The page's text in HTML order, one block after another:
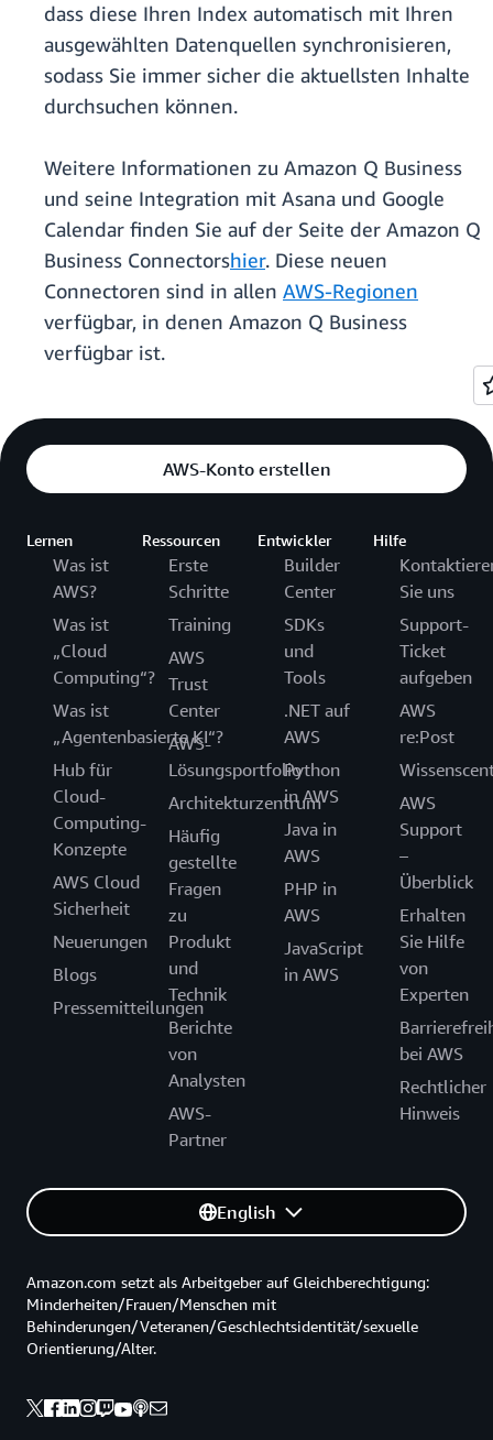
dass diese Ihren Index automatisch mit Ihren
ausgewählten Datenquellen synchronisieren,
sodass Sie immer sicher die aktuellsten Inhalte
durchsuchen können.
Weitere Informationen zu Amazon Q Business
und seine Integration mit Asana und Google
Calendar finden Sie auf der Seite der Amazon Q
Business Connectorshier. Diese neuen
Connectoren sind in allen AWS-Regionen
verfügbar, in denen Amazon Q Business
verfügbar ist.
AWS-Konto erstellen
Lernen
Was ist
AWS?
Was ist
„Cloud
Computing“?
Was ist
„Agentenbasierte KI“?
Hub für
Cloud-
Computing-
Konzepte
AWS Cloud
Sicherheit
Neuerungen
Blogs
Pressemitteilungen
Ressourcen
Erste
Schritte
Training
AWS
Trust
Center
AWS-
Lösungsportfolio
Architekturzentrum
Häufig
gestellte
Fragen
zu
Produkt
und
Technik
Berichte
von
Analysten
AWS-
Partner
Entwickler
Builder
Center
SDKs
und
Tools
.NET auf
AWS
Python
in AWS
Java in
AWS
PHP in
AWS
JavaScript
in AWS
Hilfe
Sie uns
Support-
Ticket
aufgeben
AWS
re:Post
AWS
Support
–
Überblick
Erhalten
Sie Hilfe
von
Experten
bei AWS
Rechtlicher
Hinweis
English
Amazon.com setzt als Arbeitgeber auf Gleichberechtigung:
Minderheiten/Frauen/Menschen mit
Behinderungen/Veteranen/Geschlechtsidentität/sexuelle
Orientierung/Alter.